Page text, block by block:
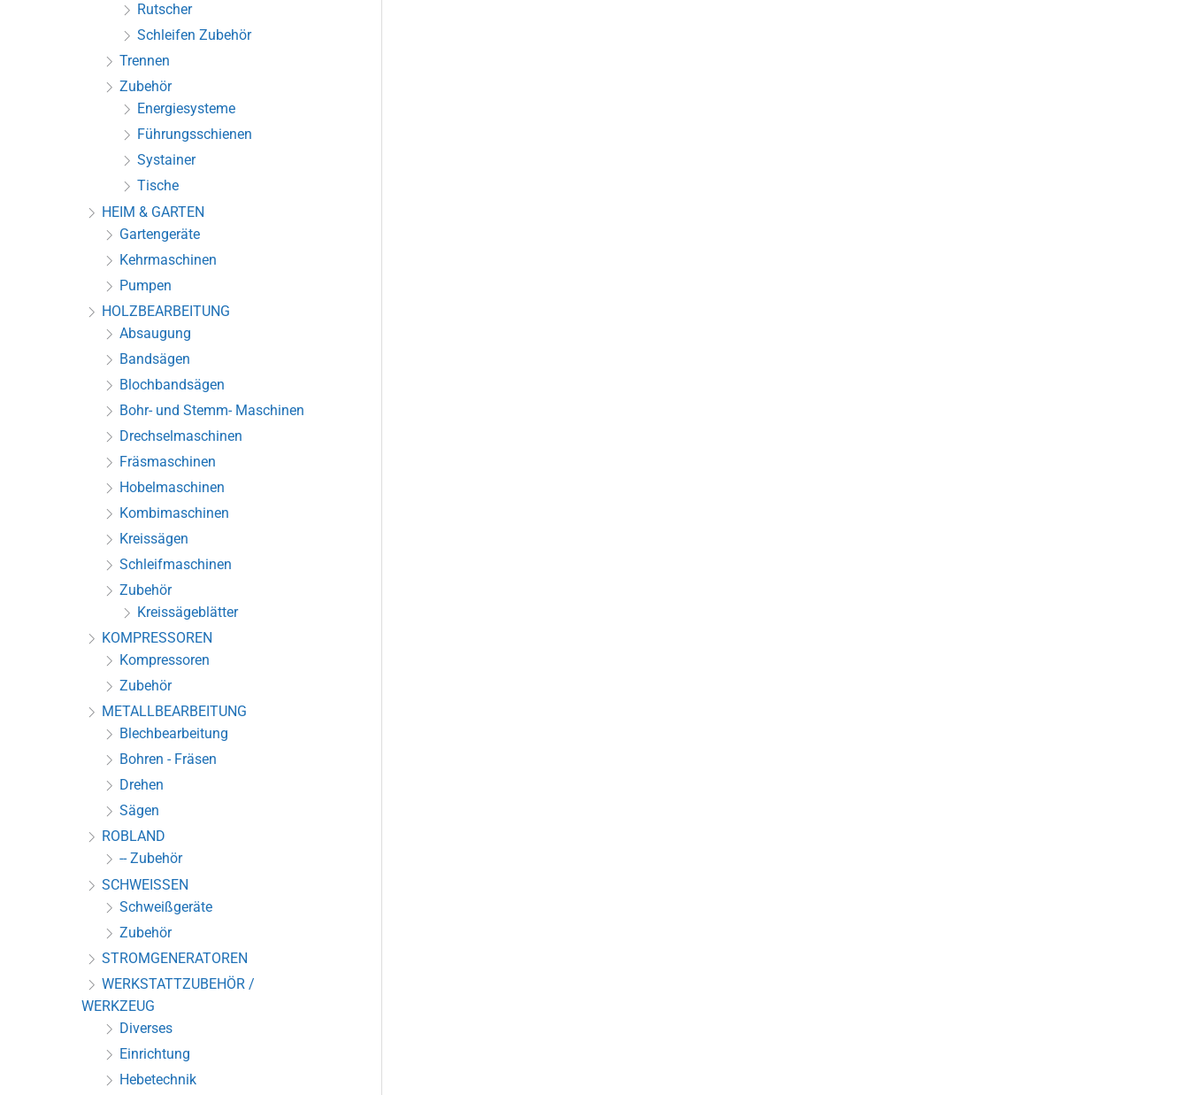
Rutscher
Schleifen Zubehör
Trennen
Zubehör
Energiesysteme
Führungsschienen
Systainer
Tische
HEIM & GARTEN
Gartengeräte
Kehrmaschinen
Pumpen
HOLZBEARBEITUNG
Absaugung
Bandsägen
Blochbandsägen
Bohr- und Stemm- Maschinen
Drechselmaschinen
Fräsmaschinen
Hobelmaschinen
Kombimaschinen
Kreissägen
Schleifmaschinen
Zubehör
Kreissägeblätter
KOMPRESSOREN
Kompressoren
Zubehör
METALLBEARBEITUNG
Blechbearbeitung
Bohren - Fräsen
Drehen
Sägen
ROBLAND
-- Zubehör
SCHWEISSEN
Schweißgeräte
Zubehör
STROMGENERATOREN
WERKSTATTZUBEHÖR /
WERKZEUG
Diverses
Einrichtung
Hebetechnik